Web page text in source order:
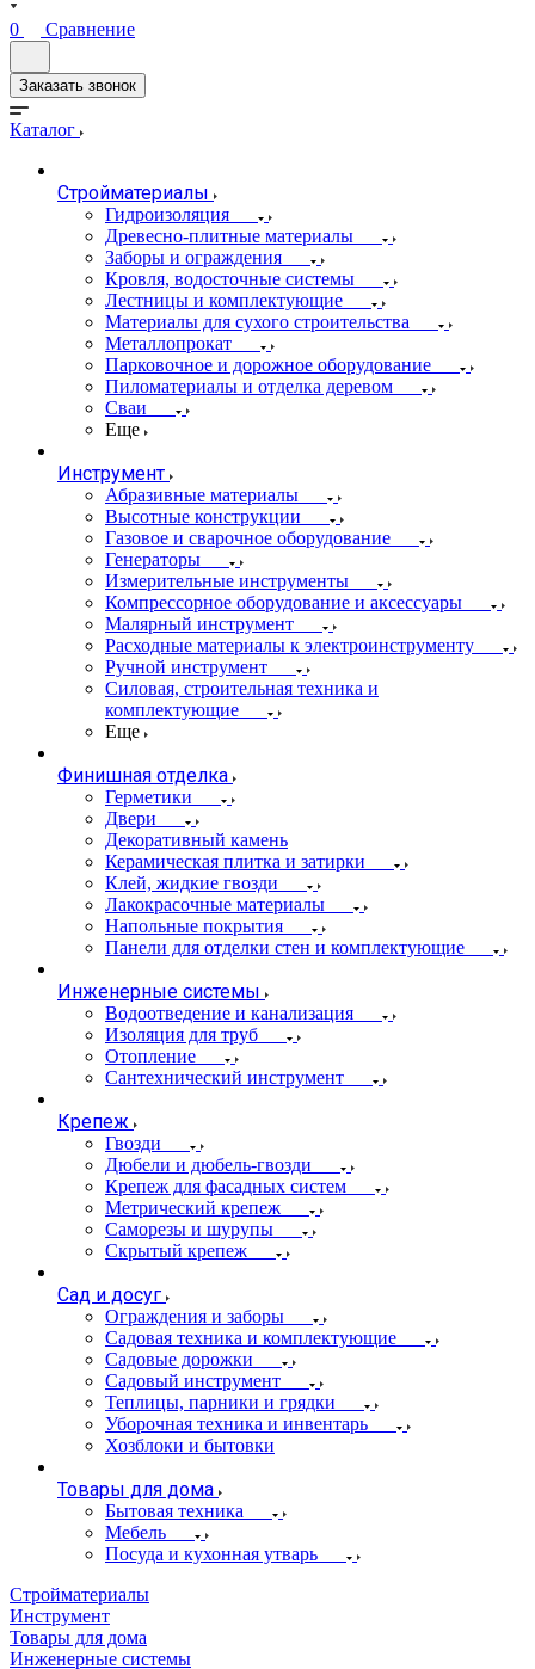
0 Сравнение
Заказать звонок
Каталог
Стройматериалы
Гидроизоляция
Древесно-плитные материалы
Заборы и ограждения
Кровля, водосточные системы
Лестницы и комплектующие
Материалы для сухого строительства
Металлопрокат
Парковочное и дорожное оборудование
Пиломатериалы и отделка деревом
Сваи
Еще
Инструмент
Абразивные материалы
Высотные конструкции
Газовое и сварочное оборудование
Генераторы
Измерительные инструменты
Компрессорное оборудование и аксессуары
Малярный инструмент
Расходные материалы к электроинструменту
Ручной инструмент
Силовая, строительная техника и
комплектующие
Еще
Финишная отделка
Герметики
Двери
Декоративный камень
Керамическая плитка и затирки
Клей, жидкие гвозди
Лакокрасочные материалы
Напольные покрытия
Панели для отделки стен и комплектующие
Инженерные системы
Водоотведение и канализация
Изоляция для труб
Отопление
Сантехнический инструмент
Крепеж
Гвозди
Дюбели и дюбель-гвозди
Крепеж для фасадных систем
Метрический крепеж
Саморезы и шурупы
Скрытый крепеж
Сад и досуг
Ограждения и заборы
Садовая техника и комплектующие
Садовые дорожки
Садовый инструмент
Теплицы, парники и грядки
Уборочная техника и инвентарь
Хозблоки и бытовки
Товары для дома
Бытовая техника
Мебель
Посуда и кухонная утварь
Стройматериалы
Инструмент
Товары для дома
Инженерные системы